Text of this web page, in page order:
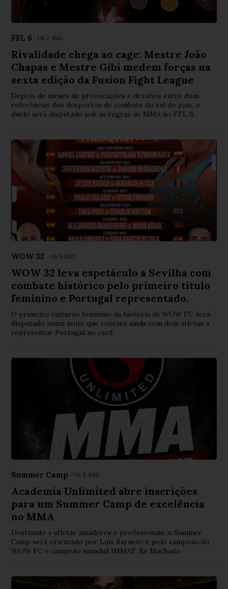
FFL 6 Há 2 dias
Rivalidade chega ao cage: Mestre João
Chapas e Mestre Gibi medem forças na
sexta edição da Fusion Fight League
Depois de meses de provocações e desafios entre duas
referências dos desportos de combate do sul do país, o
duelo será disputado sob as regras de MMA no FFL 6.
WOW 32 Há 3 dias
WOW 32 leva espetáculo a Sevilha com
combate histórico pelo primeiro título
feminino e Portugal representado.
O primeiro cinturão feminino da história da WOW FC será
disputado numa noite que contará ainda com dois atletas a
representar Portugal no card.
Summer Camp Há 5 dias
Academia Unlimited abre inscrições
para um Summer Camp de excelência
no MMA
Destinado a atletas amadores e profissionais, o Summer
Camp será orientado por Luís Barneto e pelo campeão do
WOW FC e campeão mundial IMMAF, Zé Machado.